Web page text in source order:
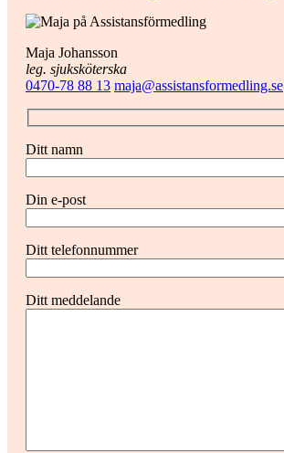
Maja Johansson
leg. sjuksköterska
0470-78 88 13 maja@assistansformedling.se
Ditt namn
Din e-post
Ditt telefonnummer
Ditt meddelande